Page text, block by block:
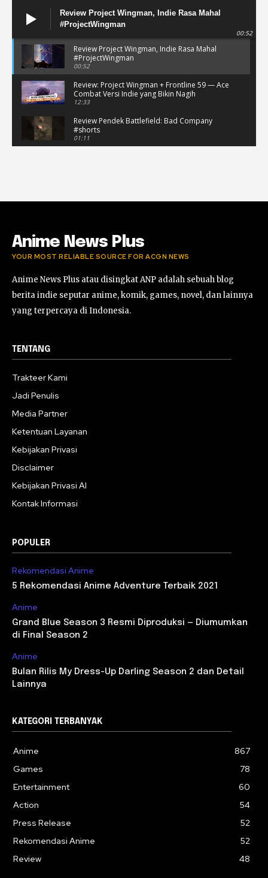
Review Project Wingman, Indie Rasa Mahal
#ProjectWingman
00:52
Review Project Wingman, Indie Rasa Mahal
#ProjectWingman
00:52
Review: Project Wingman + Frontline 59 — Ace
Combat Versi Indie yang Bikin Nagih
12:33
Review Pendek Battlefield: Bad Company
#shorts
01:11
Hancurin Tembok di Era PS3
Anime News Plus
YOUR MOST RELIABLE SOURCE FOR ACGN NEWS
Anime News Plus atau disingkat ANP adalah sebuah blog
berita indie seputar anime, komik, games, novel, dan lainnya
yang terpercaya di Indonesia.
TENTANG
Trakteer Kami
Jadi Penulis
Media Partner
Ketentuan Layanan
Kebijakan Privasi
Disclaimer
Kebijakan Privasi AI
Kontak Informasi
POPULER
Rekomendasi Anime
5 Rekomendasi Anime Adventure Terbaik 2021
Anime
Grand Blue Season 3 Resmi Diproduksi — Diumumkan
di Final Season 2
Anime
Bulan Rilis My Dress-Up Darling Season 2 dan Detail
Lainnya
KATEGORI TERBANYAK
Anime
867
Games
78
Entertainment
60
Action
54
Press Release
52
Rekomendasi Anime
52
Review
48